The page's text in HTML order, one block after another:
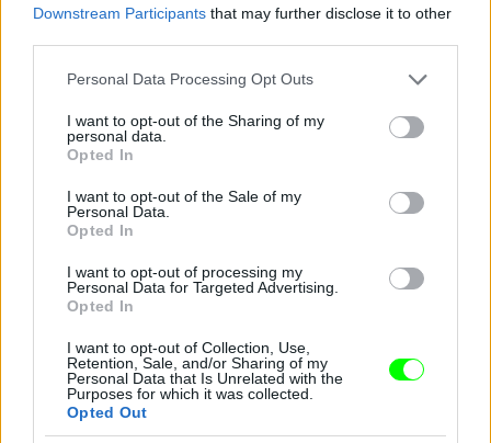
Downstream Participants that may further disclose it to other
Please note that this website/app uses one or more Google
not limited to your visit or usage behaviour. You may click to
grant or deny consent to Google and its third-party tags to
use your data for below specified purposes in below Google
consent section.
Personal Data Processing Opt Outs
I want to opt-out of the Sharing of my
personal data.
Opted In
I want to opt-out of the Sale of my
Personal Data.
Opted In
I want to opt-out of processing my
Personal Data for Targeted Advertising.
Opted In
I want to opt-out of Collection, Use,
Retention, Sale, and/or Sharing of my
Personal Data that Is Unrelated with the
Purposes for which it was collected.
Opted Out